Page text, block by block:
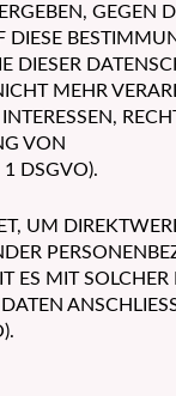
GEGEN
DIESER
MEHR
VON
1 DSGVO).
UM
ES MIT